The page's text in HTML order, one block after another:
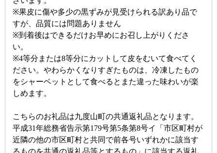
※果皮に傷や多少の黒ずみが見受けられる訳あり品で
すが、品質には問題ありません
※到着後はできるだけお早めにお召し上がりくださ
い。
※4等分または8等分にカットして皮をむいて食べてく
ださい。やわらかくなりすぎたものは、冷凍したもの
をシャーベットとして食べるとまた違った味わいが楽
しめます。
こちらのお礼品は九度山町の共通返礼品となります。
平成31年総務省告示第179号第5条第8号イ「市区町村が
近隣の他の市区町村と共同で前各号いずれかに該当す